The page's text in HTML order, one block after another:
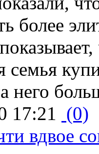
более
семья
него
17:21 (0)
вдвое